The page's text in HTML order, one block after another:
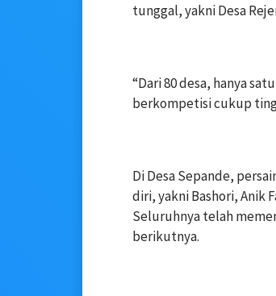
tunggal, yakni Desa
‎“Dari 80 desa, hanya
berkompetisi cukup
‎Di Desa Sepande,
diri, yakni Bashori, Anik
Seluruhnya telah
berikutnya.